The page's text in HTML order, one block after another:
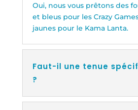
Oui, nous vous prêtons des
et bleus pour les Crazy
jaunes pour le Kama Lanta.
Faut-il une tenue
?